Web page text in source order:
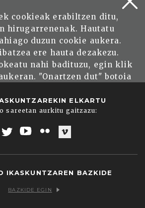
BIDALI ARTIKULUA
ELKARTU
sareetan aurkitu gaitzazu:
IKASKUNTZAREN BAZKIDE
BAZKIDE EGIN
cookieak erabiltzen ditu,
hirugarrenenak. Hautatu
duzun cookie aukera.
ere hauta dezakezu.
nahi badituzu, egin klik
"Onartzen dut" botoia
duzula adierazten ari
gehiagolotura informazio
lortzeko.
Onartu
Konfiguratu